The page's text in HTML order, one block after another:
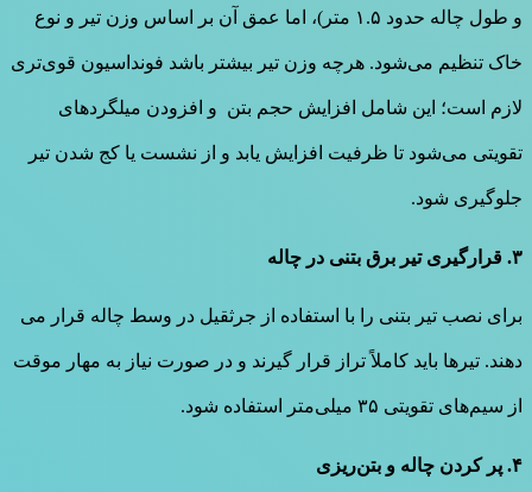
و طول چاله حدود ۱.۵ متر)، اما عمق آن بر اساس وزن تیر و نوع
خاک تنظیم می‌شود. هرچه وزن تیر بیشتر باشد فونداسیون قوی‌تری
لازم است؛ این شامل افزایش حجم بتن و افزودن میلگردهای
تقویتی می‌شود تا ظرفیت افزایش یابد و از نشست یا کج شدن تیر
جلوگیری شود.
۳. قرارگیری تیر برق بتنی در چاله
برای نصب تیر بتنی را با استفاده از جرثقیل در وسط چاله قرار می
دهند. تیرها باید کاملاً تراز قرار گیرند و در صورت نیاز به مهار موقت
از سیم‌های تقویتی ۳۵ میلی‌متر استفاده شود.
۴. پر کردن چاله و بتن‌ریزی